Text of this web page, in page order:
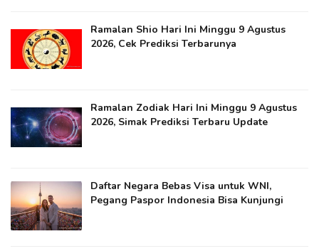
Ramalan Shio Hari Ini Minggu 9 Agustus
2026, Cek Prediksi Terbarunya
Ramalan Zodiak Hari Ini Minggu 9 Agustus
2026, Simak Prediksi Terbaru Update
Daftar Negara Bebas Visa untuk WNI,
Pegang Paspor Indonesia Bisa Kunjungi